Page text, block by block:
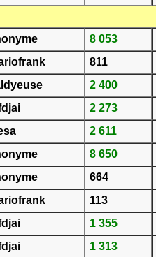
8 053
811
2 400
2 273
2 611
8 650
664
113
1 355
1 313